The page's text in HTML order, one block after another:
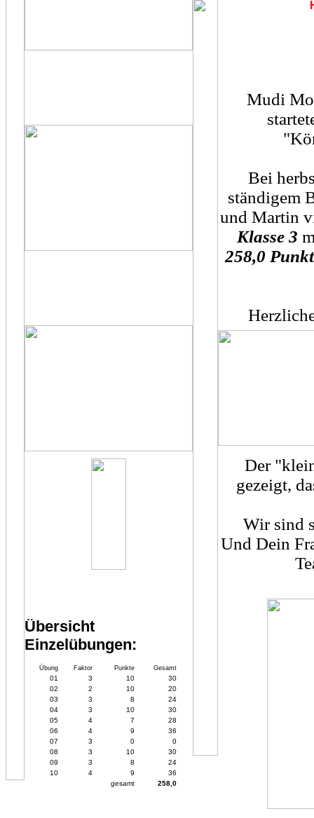
Mudi
Bei
ständigem
und Martin
Klasse 3
258,0
Der
gezeigt,
Wir sind
Und Dein
Übersicht
Einzelübungen:
Übung Faktor Punkte Gesamt
01 3 10
30
02
2 10
20
03
3 8
24
04
3 10
30
05
4 7
28
06
4 9
36
07
3 0
0
08
3 10
30
09
3 8
24
10
4 9
36
gesamt
258,0